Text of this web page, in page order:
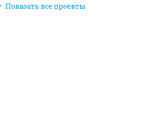
Показать все проекты